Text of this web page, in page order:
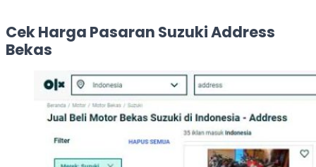
Cek Harga Pasaran Suzuki Address
Bekas